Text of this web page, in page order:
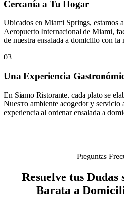
Cercanía a Tu Hogar
Ubicados en Miami Springs, estamos
Aeropuerto Internacional de Miami,
de nuestra ensalada a domicilio con la
03
Una Experiencia
En Siamo Ristorante, cada plato se
Nuestro ambiente acogedor y servicio
experiencia al ordenar ensalada a
Preguntas
Resuelve tus Dudas
Barata a